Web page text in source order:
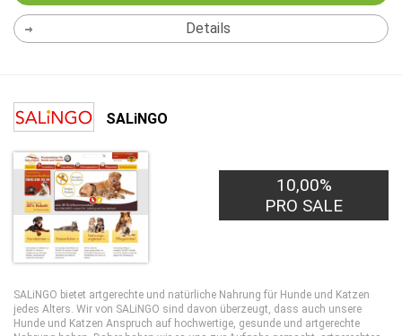
Details
SALiNGO
10,00%
PRO SALE
SALiNGO bietet artgerechte und natürliche Nahrung für Hunde und Katzen
jedes Alters. Wir von SALiNGO sind davon überzeugt, dass auch unsere
Hunde und Katzen Anspruch auf hochwertige, gesunde und artgerechte